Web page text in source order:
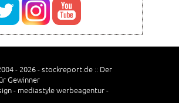
- 2026 - stockreport.de :: Der
Gewinner
- mediastyle werbeagentur -